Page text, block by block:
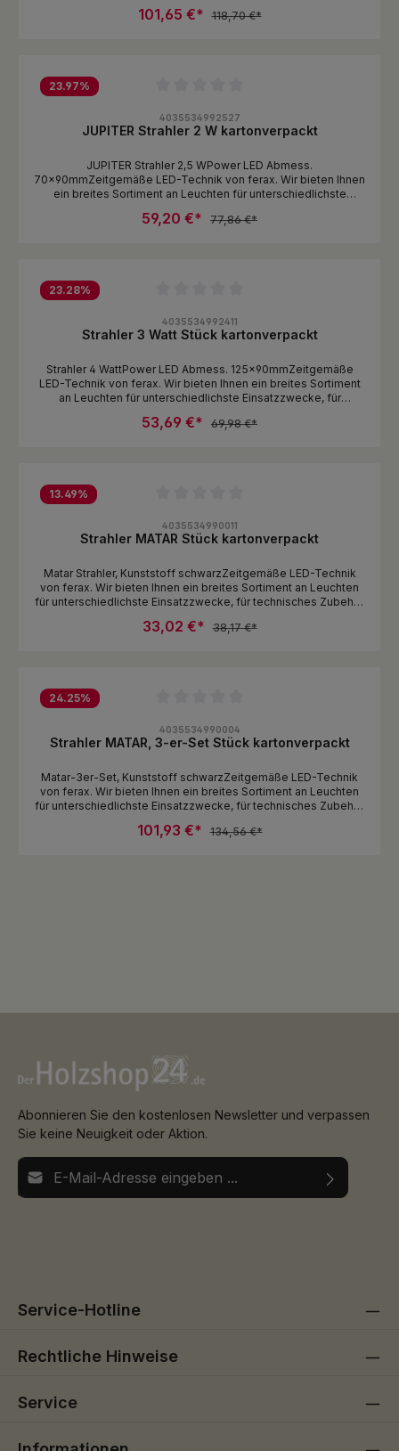
für unterschiedlichste Einsatzzwecke, für technisches Zubehör
101,65 €* 118,70 €*
23.97%
4035534992527
JUPITER Strahler 2 W kartonverpackt
JUPITER Strahler 2,5 WPower LED Abmess.
70x90mmZeitgemäße LED-Technik von ferax. Wir bieten Ihnen
ein breites Sortiment an Leuchten für unterschiedlichste
damit Sie lange Freude haben an Ihren Leuchten.
59,20 €* 77,86 €*
23.28%
4035534992411
Strahler 3 Watt Stück kartonverpackt
Strahler 4 WattPower LED Abmess. 125x90mmZeitgemäße
LED-Technik von ferax. Wir bieten Ihnen ein breites Sortiment
an Leuchten für unterschiedlichste Einsatzzwecke, für
haben an Ihren Leuchten.
53,69 €* 69,98 €*
13.49%
4035534990011
Strahler MATAR Stück kartonverpackt
Matar Strahler, Kunststoff schwarzZeitgemäße LED-Technik
von ferax. Wir bieten Ihnen ein breites Sortiment an Leuchten
für unterschiedlichste Einsatzzwecke, für technisches Zubehör
Leuchten.
33,02 €* 38,17 €*
24.25%
4035534990004
Strahler MATAR, 3-er-Set Stück kartonverpackt
Matar-3er-Set, Kunststoff schwarzZeitgemäße LED-Technik
von ferax. Wir bieten Ihnen ein breites Sortiment an Leuchten
für unterschiedlichste Einsatzzwecke, für technisches Zubehör
Leuchten.
101,93 €* 134,56 €*
Abonnieren Sie den kostenlosen Newsletter und verpassen
Sie keine Neuigkeit oder Aktion.
E-Mail-Adresse*
Service-Hotline
Rechtliche Hinweise
Service